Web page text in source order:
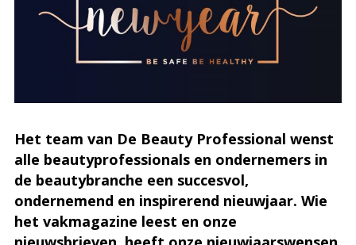
Het team van De Beauty Professional wenst
alle beautyprofessionals en ondernemers in
de beautybranche een succesvol,
ondernemend en inspirerend nieuwjaar. Wie
het vakmagazine leest en onze